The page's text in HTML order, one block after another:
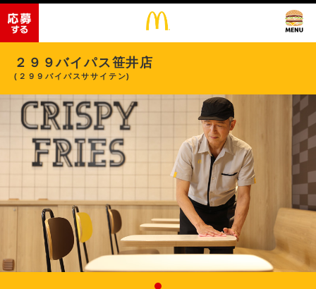
２９９バイパス笹井店
(２９９バイパスササイテン)